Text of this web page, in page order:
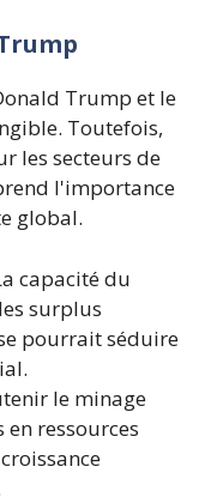
Trump et le
Toutefois,
les secteurs de
l'importance
global.
capacité du
surplus
pourrait séduire
le minage
en ressources